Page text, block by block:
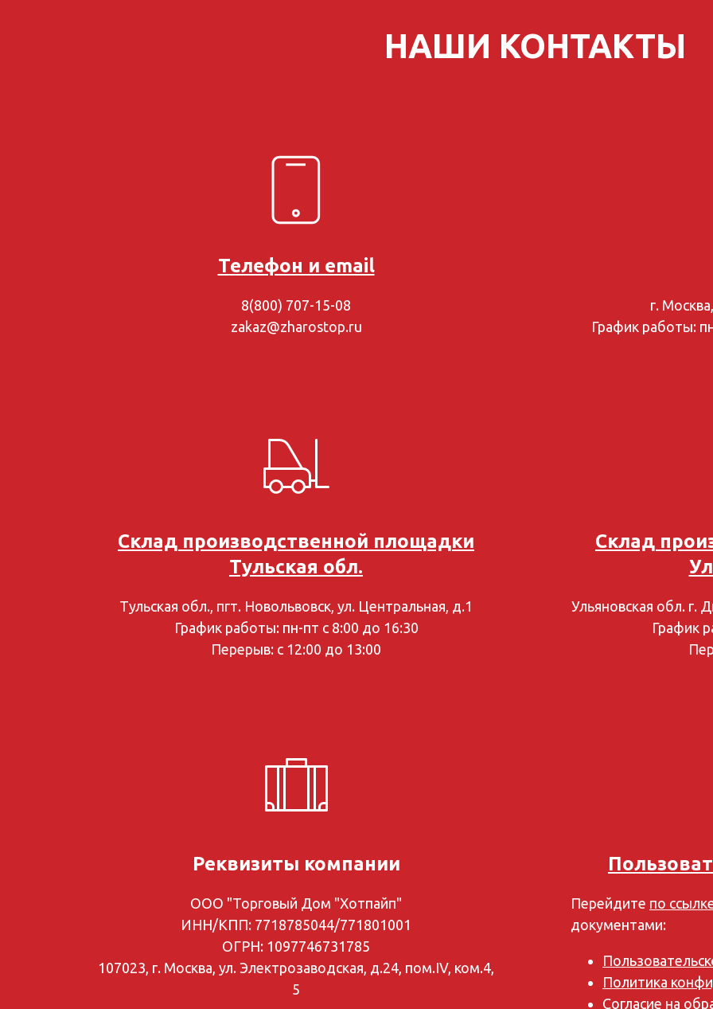
НАШИ КОНТАКТЫ
Телефон и email
8(800) 707-15-08
zakaz@zharostop.ru
г.
График работы:
Склад производственной площадки
Тульская обл.
Тульская обл., пгт. Новольвовск, ул. Центральная, д.1
График работы: пн-пт с 8:00 до 16:30
Перерыв: с 12:00 до 13:00
Склад
Ульяновская обл. г.
График
Реквизиты компании
ООО "Торговый Дом "Хотпайп"
ИНН/КПП: 7718785044/771801001
ОГРН: 1097746731785
107023, г. Москва, ул. Электрозаводская, д.24, пом.IV, ком.4,
5
Перейдите по
документами:
Политика
Согласие на